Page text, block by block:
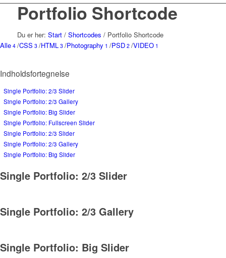
Portfolio Shortcode
Du er her: Start / Shortcodes / Portfolio Shortcode
Alle 4 /CSS 3 /HTML 3 /Photography 1 /PSD 2 /VIDEO 1
Indholdsfortegnelse
Single Portfolio: 2/3 Slider
Single Portfolio: 2/3 Gallery
Single Portfolio: Big Slider
Single Portfolio: Fullscreen Slider
Single Portfolio: 2/3 Slider
Single Portfolio: 2/3 Gallery
Single Portfolio: Big Slider
Single Portfolio: 2/3 Slider
Single Portfolio: 2/3 Gallery
Single Portfolio: Big Slider